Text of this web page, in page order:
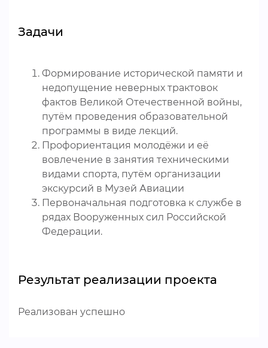
Задачи
Формирование исторической памяти и
недопущение неверных трактовок
фактов Великой Отечественной войны,
путём проведения образовательной
программы в виде лекций.
Профориентация молодёжи и её
вовлечение в занятия техническими
видами спорта, путём организации
экскурсий в Музей Авиации
Первоначальная подготовка к службе в
рядах Вооруженных сил Российской
Федерации.
Результат реализации проекта
Реализован успешно